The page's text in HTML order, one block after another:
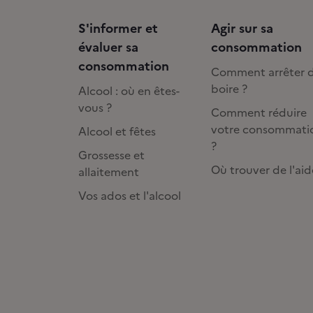
S'informer et
évaluer sa
consommation
Alcool : où en êtes-
vous ?
Alcool et fêtes
Grossesse et
allaitement
Vos ados et l'alcool
Agir sur sa
consommation
Comment arrêter
boire ?
Comment réduire
votre
?
Où trouver de